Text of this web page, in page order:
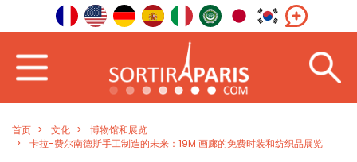
首页 文化
博物馆和展览
卡拉-费尔南德斯手工制造的未来：19M 画廊的免费时装和纺织品展览